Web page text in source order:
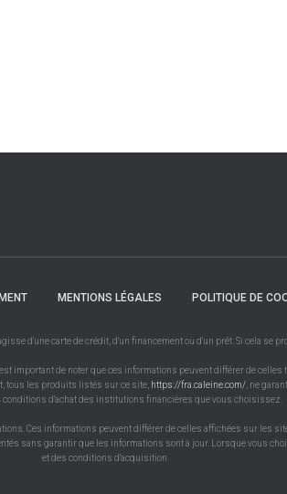
MENTIONS LÉGALES POLITIQUE DE
d'une carte de crédit, d'un financement ou d'un prêt. Si cela se
important de noter que ces informations peuvent différer de
tous les produits listés sur ce site, https://fra.caleine.com/, ne
d'achat des institutions financières que vous choisissez.
Ces informations peuvent différer de celles affichées sur les
sans garantir que les informations sont à jour. Lorsque vous
et des conditions d'acquisition.